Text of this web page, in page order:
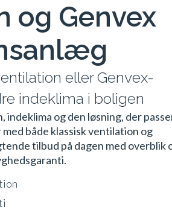
og Genvex
eller Genvex-
indeklima i boligen
indeklima og den løsning, der
både klassisk ventilation og
tilbud på dagen med overblik